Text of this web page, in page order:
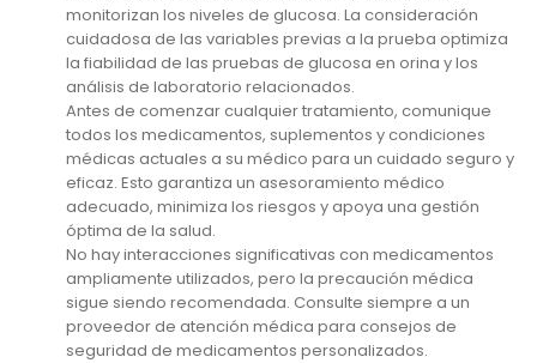
monitorizan los niveles de glucosa. La consideración
cuidadosa de las variables previas a la prueba optimiza
la fiabilidad de las pruebas de glucosa en orina y los
análisis de laboratorio relacionados.
Antes de comenzar cualquier tratamiento, comunique
todos los medicamentos, suplementos y condiciones
médicas actuales a su médico para un cuidado seguro y
eficaz. Esto garantiza un asesoramiento médico
adecuado, minimiza los riesgos y apoya una gestión
óptima de la salud.
No hay interacciones significativas con medicamentos
ampliamente utilizados, pero la precaución médica
sigue siendo recomendada. Consulte siempre a un
proveedor de atención médica para consejos de
seguridad de medicamentos personalizados.